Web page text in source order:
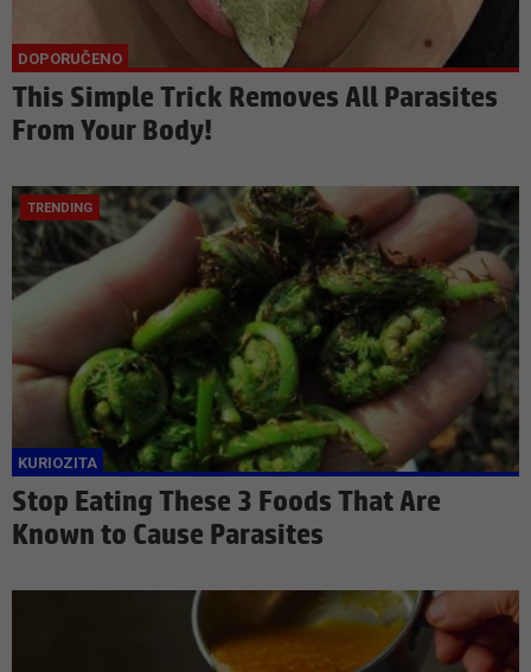
This Simple Trick Removes All Parasites
From Your Body!
Stop Eating These 3 Foods That Are
Known to Cause Parasites